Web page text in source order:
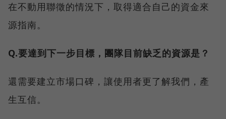
在不動用聯徵的情況下，取得適合自己的資金來
源指南。
Q.要達到下一步目標，團隊目前缺乏的資源是？
還需要建立市場口碑，讓使用者更了解我們，產
生互信。